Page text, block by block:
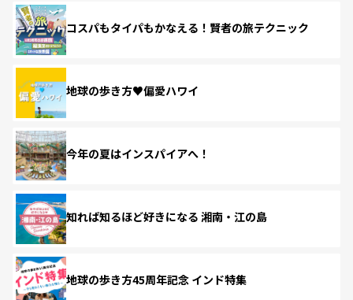
コスパもタイパもかなえる！賢者の旅テクニック
地球の歩き方♥偏愛ハワイ
今年の夏はインスパイアへ！
知れば知るほど好きになる 湘南・江の島
地球の歩き方45周年記念 インド特集